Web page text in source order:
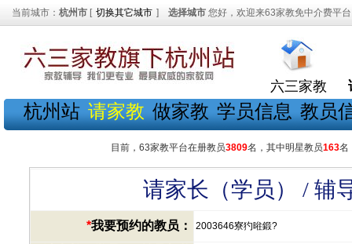
当前城市： 杭州市 [ 切换其它城市 ] 选择城市 您好，欢迎来63家教免中介费平
六三家教
杭州站 请家教 做家教 学员信息 教员
目前，63家教平台在册教员3809名，其中明星教员163名
请家长（学员） / 辅
*我要预约的教员： 2003646寮犳暀鍛?